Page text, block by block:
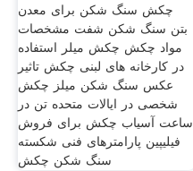
چکش سنگ شکن برای معدن
بتن سنگ شکن شفت مشخصات
مواد چکش چکش میلر استفاده
در کارخانه های لبنی چکش تاثیر
عکس سنگ شکن میلز چکش
شخصی در ایالات متحده تن در
ساعت آسیاب چکش برای فروش
فیلیپین پارامترهای فنی شکسته
سنگ شکن چکش